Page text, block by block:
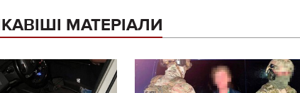
МАТЕРІАЛИ